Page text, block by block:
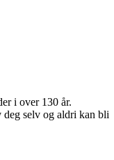
i over 130 år.
selv og aldri kan bli